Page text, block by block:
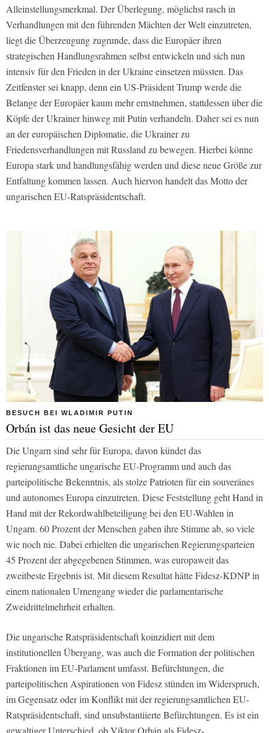
Alleinstellungsmerkmal. Der Überlegung, möglichst rasch in
Verhandlungen mit den führenden Mächten der Welt einzutreten,
liegt die Überzeugung zugrunde, dass die Europäer ihren
strategischen Handlungsrahmen selbst entwickeln und sich nun
intensiv für den Frieden in der Ukraine einsetzen müssten. Das
Zeitfenster sei knapp, denn ein US-Präsident Trump werde die
Belange der Europäer kaum mehr ernstnehmen, stattdessen über die
Köpfe der Ukrainer hinweg mit Putin verhandeln. Daher sei es nun
an der europäischen Diplomatie, die Ukrainer zu
Friedensverhandlungen mit Russland zu bewegen. Hierbei könne
Europa stark und handlungsfähig werden und diese neue Größe zur
Entfaltung kommen lassen. Auch hiervon handelt das Motto der
ungarischen EU-Ratspräsidentschaft.
BESUCH BEI WLADIMIR PUTIN
Orbán ist das neue Gesicht der EU
Die Ungarn sind sehr für Europa, davon kündet das
regierungsamtliche ungarische EU-Programm und auch das
parteipolitische Bekenntnis, als stolze Patrioten für ein souveränes
und autonomes Europa einzutreten. Diese Feststellung geht Hand in
Hand mit der Rekordwahlbeteiligung bei den EU-Wahlen in
Ungarn. 60 Prozent der Menschen gaben ihre Stimme ab, so viele
wie noch nie. Dabei erhielten die ungarischen Regierungsparteien
45 Prozent der abgegebenen Stimmen, was europaweit das
zweitbeste Ergebnis ist. Mit diesem Resultat hätte Fidesz-KDNP in
einem nationalen Urnengang wieder die parlamentarische
Zweidrittelmehrheit erhalten.
Die ungarische Ratspräsidentschaft koinzidiert mit dem
institutionellen Übergang, was auch die Formation der politischen
Fraktionen im EU-Parlament umfasst. Befürchtungen, die
parteipolitischen Aspirationen von Fidesz stünden im Widerspruch,
im Gegensatz oder im Konflikt mit der regierungsamtlichen EU-
Ratspräsidentschaft, sind unsubstantiierte Befürchtungen. Es ist ein
gewaltiger Unterschied, ob Viktor Orbán als Fidesz-